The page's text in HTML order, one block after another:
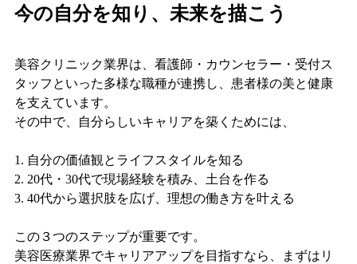
今の自分を知り、未来を描こう
美容クリニック業界は、看護師・カウンセラー・受付ス
タッフといった多様な職種が連携し、患者様の美と健康
を支えています。
その中で、自分らしいキャリアを築くためには、
1. 自分の価値観とライフスタイルを知る
2. 20代・30代で現場経験を積み、土台を作る
3. 40代から選択肢を広げ、理想の働き方を叶える
この３つのステップが重要です。
美容医療業界でキャリアアップを目指すなら、まずはリ